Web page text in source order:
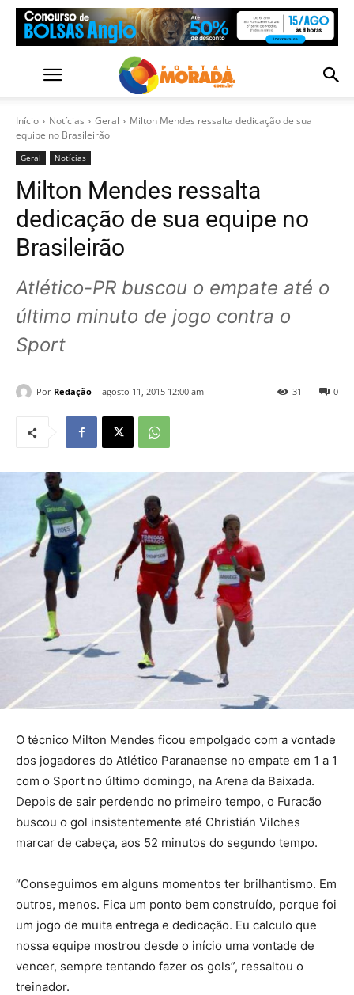
Início Notícias Geral
Milton Mendes ressalta dedicação de sua
equipe no Brasileirão
Geral Notícias
Milton Mendes ressalta
dedicação de sua equipe no
Brasileirão
Atlético-PR buscou o empate até o
último minuto de jogo contra o
Sport
Por Redação agosto 11, 2015 12:00 am 0
31
O técnico Milton Mendes ficou empolgado com a vontade
dos jogadores do Atlético Paranaense no empate em 1 a 1
com o Sport no último domingo, na Arena da Baixada.
Depois de sair perdendo no primeiro tempo, o Furacão
buscou o gol insistentemente até Christián Vilches
marcar de cabeça, aos 52 minutos do segundo tempo.
“Conseguimos em alguns momentos ter brilhantismo. Em
outros, menos. Fica um ponto bem construído, porque foi
um jogo de muita entrega e dedicação. Eu calculo que
nossa equipe mostrou desde o início uma vontade de
vencer, sempre tentando fazer os gols”, ressaltou o
treinador.